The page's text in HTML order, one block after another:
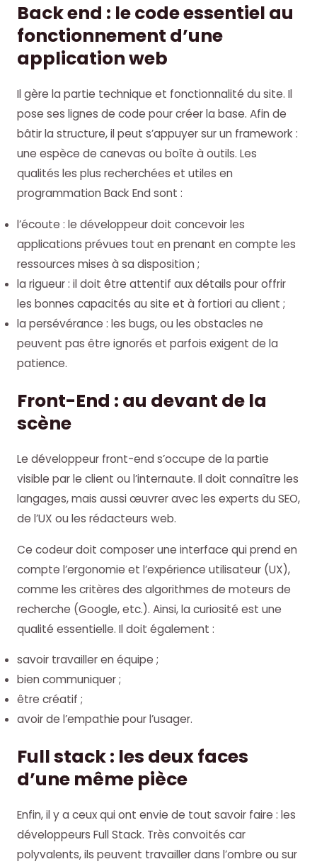
Back end : le code essentiel au
fonctionnement d’une
application web
Il gère la partie technique et fonctionnalité du site. Il
pose ses lignes de code pour créer la base. Afin de
bâtir la structure, il peut s’appuyer sur un framework :
une espèce de canevas ou boîte à outils. Les
qualités les plus recherchées et utiles en
programmation Back End sont :
l’écoute : le développeur doit concevoir les
applications prévues tout en prenant en compte les
ressources mises à sa disposition ;
la rigueur : il doit être attentif aux détails pour offrir
les bonnes capacités au site et à fortiori au client ;
la persévérance : les bugs, ou les obstacles ne
peuvent pas être ignorés et parfois exigent de la
patience.
Front-End : au devant de la
scène
Le développeur front-end s’occupe de la partie
visible par le client ou l’internaute. Il doit connaître les
langages, mais aussi œuvrer avec les experts du SEO,
de l’UX ou les rédacteurs web.
Ce codeur doit composer une interface qui prend en
compte l’ergonomie et l’expérience utilisateur (UX),
comme les critères des algorithmes de moteurs de
recherche (Google, etc.). Ainsi, la curiosité est une
qualité essentielle. Il doit également :
savoir travailler en équipe ;
bien communiquer ;
être créatif ;
avoir de l’empathie pour l’usager.
Full stack : les deux faces
d’une même pièce
Enfin, il y a ceux qui ont envie de tout savoir faire : les
développeurs Full Stack. Très convoités car
polyvalents, ils peuvent travailler dans l’ombre ou sur